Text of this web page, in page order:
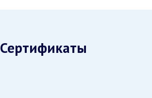
Сертификаты